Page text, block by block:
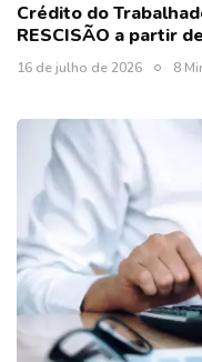
Crédito do
RESCISÃO a partir
16 de julho de 2026 8